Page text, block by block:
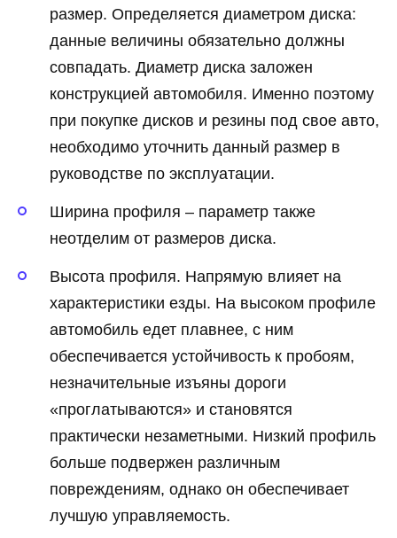
размер. Определяется диаметром диска:
данные величины обязательно должны
совпадать. Диаметр диска заложен
конструкцией автомобиля. Именно поэтому
при покупке дисков и резины под свое авто,
необходимо уточнить данный размер в
руководстве по эксплуатации.
Ширина профиля – параметр также
неотделим от размеров диска.
Высота профиля. Напрямую влияет на
характеристики езды. На высоком профиле
автомобиль едет плавнее, с ним
обеспечивается устойчивость к пробоям,
незначительные изъяны дороги
«проглатываются» и становятся
практически незаметными. Низкий профиль
больше подвержен различным
повреждениям, однако он обеспечивает
лучшую управляемость.